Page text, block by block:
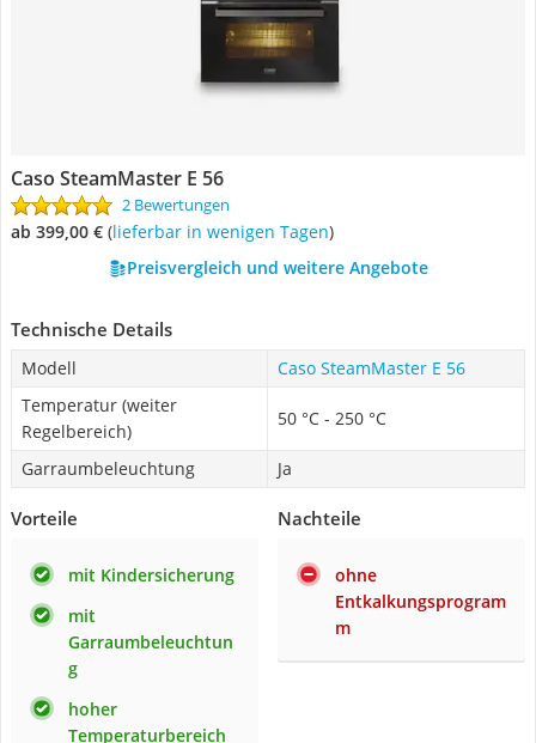
Caso SteamMaster E 56
2 Bewertungen
ab 399,00 € ( Lieferbar in wenigen Tagen)
Preisvergleich und weitere Angebote
Technische Details
Modell
Caso SteamMaster E 56
Temperatur (weiter
Regelbereich)
50 °C - 250 °C
Garraumbeleuchtung Ja
Vorteile
mit Kindersicherung
mit
Garraumbeleuchtun
g
hoher
Temperaturbereich
Nachteile
ohne
Entkalkungsprogram
m